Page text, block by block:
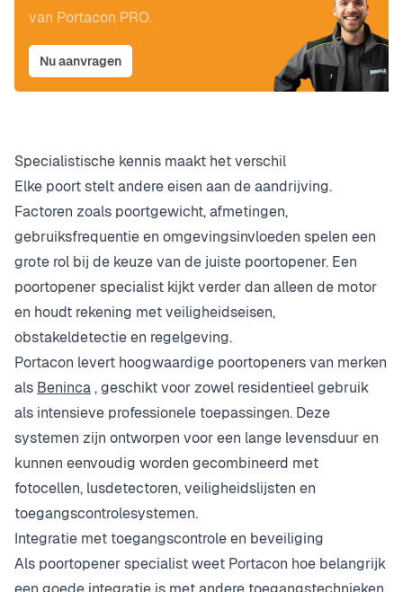
van Portacon PRO.
Nu aanvragen
Specialistische kennis maakt het verschil
Elke poort stelt andere eisen aan de aandrijving.
Factoren zoals poortgewicht, afmetingen,
gebruiksfrequentie en omgevingsinvloeden spelen een
grote rol bij de keuze van de juiste poortopener. Een
poortopener specialist kijkt verder dan alleen de motor
en houdt rekening met veiligheidseisen,
obstakeldetectie en regelgeving.
Portacon levert hoogwaardige poortopeners van merken
als Beninca, geschikt voor zowel residentieel gebruik
als intensieve professionele toepassingen. Deze
systemen zijn ontworpen voor een lange levensduur en
kunnen eenvoudig worden gecombineerd met
fotocellen, lusdetectoren, veiligheidslijsten en
toegangscontrolesystemen.
Integratie met toegangscontrole en beveiliging
Als poortopener specialist weet Portacon hoe belangrijk